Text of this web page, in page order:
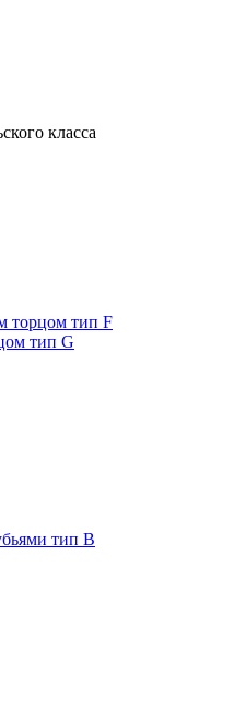
класса
торцом тип F
тип G
тип B